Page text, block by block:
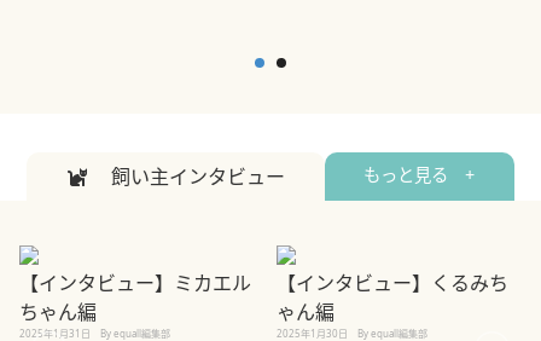
飼い主インタビュー もっと見る +
【インタビュー】ミカエル
ちゃん編
2025年1月31日 By equall編集部
【インタビュー】くるみち
ゃん編
2025年1月30日 By equall編集部